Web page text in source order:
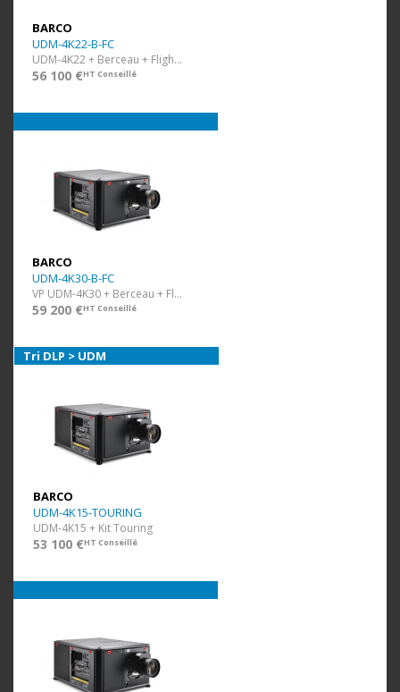
BARCO
UDM-4K22-B-FC
UDM-4K22 + Berceau + Flight Case
56 100 €HT Conseillé
BARCO
UDM-4K30-B-FC
VP UDM-4K30 + Berceau + Flight Case
59 200 €HT Conseillé
Tri DLP > UDM
BARCO
UDM-4K15-TOURING
UDM-4K15 + Kit Touring
53 100 €HT Conseillé